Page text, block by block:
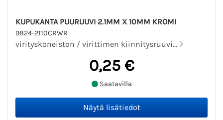
KUPUKANTA PUURUUVI 2.1MM X 10MM KROMI
9824-2110CRWR
virityskoneiston / virittimen kiinnitysruuvi...
0,25 €
Saatavilla